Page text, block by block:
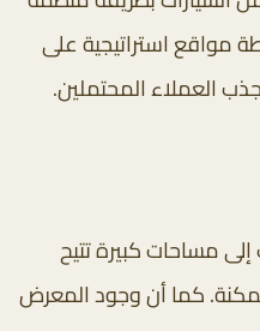
مواقع استراتيجية على
العملاء المحتملين.
مساحات كبيرة تتيح
كما أن وجود المعرض